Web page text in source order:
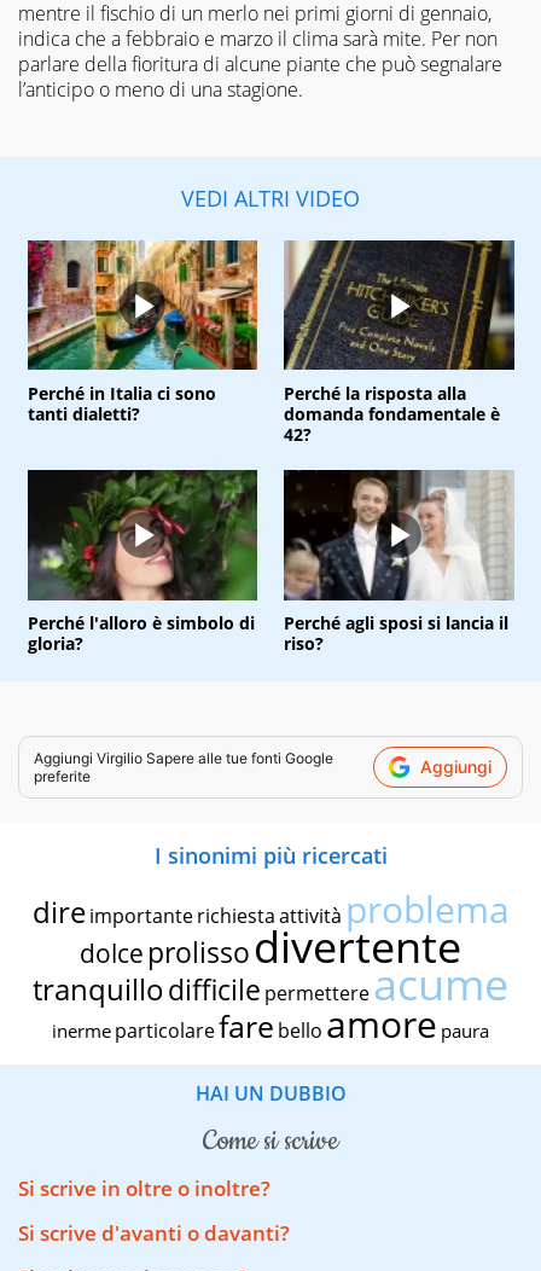
mentre il fischio di un merlo nei primi giorni di gennaio,
indica che a febbraio e marzo il clima sarà mite. Per non
parlare della fioritura di alcune piante che può segnalare
l’anticipo o meno di una stagione.
VEDI ALTRI VIDEO
Perché in Italia ci sono
tanti dialetti?
Perché la risposta alla
domanda fondamentale è
42?
Perché l'alloro è simbolo di
gloria?
Perché agli sposi si lancia il
riso?
Aggiungi Virgilio Sapere alle tue fonti Google
preferite
Aggiungi
I sinonimi più ricercati
dire importante richiestaattività problema
dolce prolissodivertente
tranquillodifficile permettereacume
inerme particolarefare bello amore paura
HAI UN DUBBIO
come si scrive
Si scrive in oltre o inoltre?
Si scrive d'avanti o davanti?